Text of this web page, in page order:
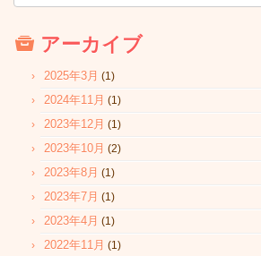
アーカイブ
2025年3月 (1)
2024年11月 (1)
2023年12月 (1)
2023年10月 (2)
2023年8月 (1)
2023年7月 (1)
2023年4月 (1)
2022年11月 (1)